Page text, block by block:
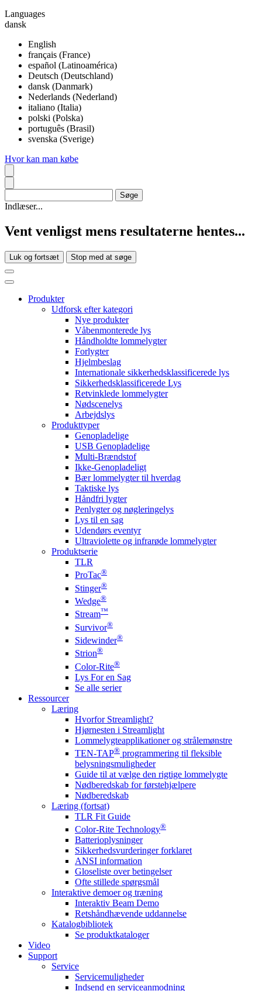
Languages
dansk
English
français (France)
español (Latinoamérica)
Deutsch (Deutschland)
dansk (Danmark)
Nederlands (Nederland)
italiano (Italia)
polski (Polska)
português (Brasil)
svenska (Sverige)
Hvor kan man købe
Indlæser...
Vent venligst mens resultaterne hentes...
Luk og fortsæt Stop med at søge
Produkter
Udforsk efter kategori
Nye produkter
Våbenmonterede lys
Håndholdte lommelygter
Forlygter
Hjelmbeslag
Internationale sikkerhedsklassificerede lys
Sikkerhedsklassificerede Lys
Retvinklede lommelygter
Nødscenelys
Arbejdslys
Produkttyper
Genopladelige
USB Genopladelige
Multi-Brændstof
Ikke-Genopladeligt
Bær lommelygter til hverdag
Taktiske lys
Håndfri lygter
Penlygter og nøgleringelys
Lys til en sag
Udendørs eventyr
Ultraviolette og infrarøde lommelygter
Produktserie
TLR
ProTac®
Stinger®
Wedge®
Stream™
Survivor®
Sidewinder®
Strion®
Color-Rite®
Lys For en Sag
Se alle serier
Ressourcer
Læring
Hvorfor Streamlight?
Hjørnesten i Streamlight
Lommelygteapplikationer og strålemønstre
TEN-TAP® programmering til fleksible
belysningsmuligheder
Guide til at vælge den rigtige lommelygte
Nødberedskab for førstehjælpere
Nødberedskab
Læring (fortsat)
TLR Fit Guide
Color-Rite Technology®
Batterioplysninger
Sikkerhedsvurderinger forklaret
ANSI information
Gloseliste over betingelser
Ofte stillede spørgsmål
Interaktive demoer og træning
Interaktiv Beam Demo
Retshåndhævende uddannelse
Katalogbibliotek
Se produktkataloger
Video
Support
Service
Servicemuligheder
Indsend en serviceanmodning